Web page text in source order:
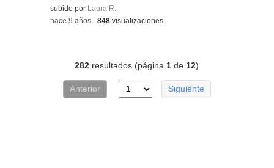
subido por Laura R.
-hace 9 años -848 visualizaciones
282 resultados (página 1 de 12)
Anterior Siguiente